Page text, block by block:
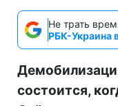
Не трать
РБК-Украина
состоится,